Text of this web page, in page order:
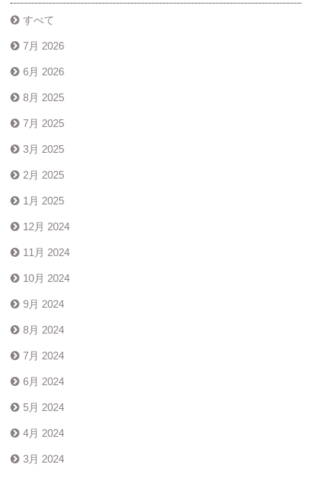
すべて
7月 2026
6月 2026
8月 2025
7月 2025
3月 2025
2月 2025
1月 2025
12月 2024
11月 2024
10月 2024
9月 2024
8月 2024
7月 2024
6月 2024
5月 2024
4月 2024
3月 2024